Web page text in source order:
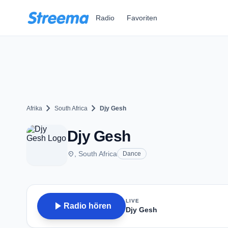
Radio Favoriten
Afrika chevron_right South Africa chevron_right Djy Gesh
Djy Gesh
place , South Africa Dance
play_arrow Radio hören
LIVE
Djy Gesh